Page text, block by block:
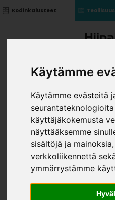
Käytämme
Käytämme evästeitä
käyttäjäkokemusta
näyttääksemme
sisältöjä ja
verkkoliikennettä
ymmärrystämme
Kodinkalusteet
ALAKAAPIN
870*570
Teollisuustuotteet»
Yläkaapit » Alakaapin
VÄRI